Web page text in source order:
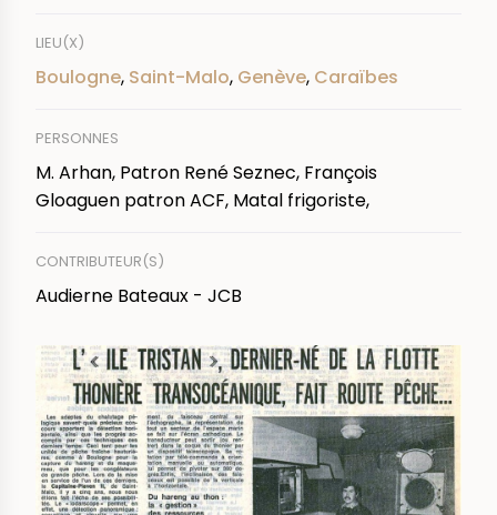
LIEU(X)
Boulogne, Saint-Malo, Genève, Caraïbes
PERSONNES
M. Arhan, Patron René Seznec, François
Gloaguen patron ACF, Matal frigoriste,
CONTRIBUTEUR(S)
Audierne Bateaux - JCB
IMAGE